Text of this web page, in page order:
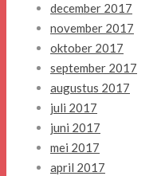
december 2017
november 2017
oktober 2017
september 2017
augustus 2017
juli 2017
juni 2017
mei 2017
april 2017